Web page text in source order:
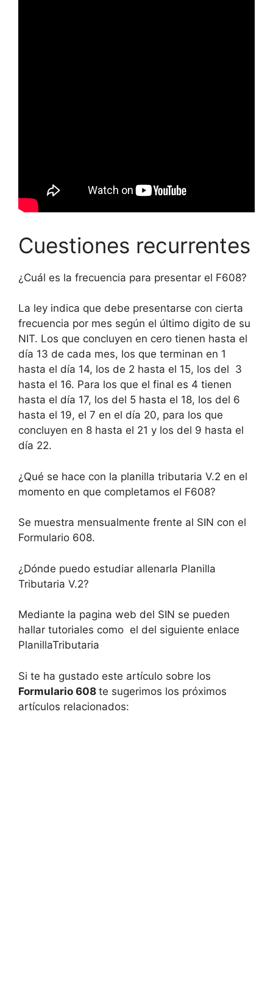
Cuestiones recurrentes
¿Cuál es la frecuencia para presentar el F608?
La ley indica que debe presentarse con cierta
frecuencia por mes según el último digito de su
NIT. Los que concluyen en cero tienen hasta el
día 13 de cada mes, los que terminan en 1
hasta el día 14, los de 2 hasta el 15, los del 3
hasta el 16. Para los que el final es 4 tienen
hasta el día 17, los del 5 hasta el 18, los del 6
hasta el 19, el 7 en el día 20, para los que
concluyen en 8 hasta el 21 y los del 9 hasta el
día 22.
¿Qué se hace con la planilla tributaria V.2 en el
momento en que completamos el F608?
Se muestra mensualmente frente al SIN con el
Formulario 608.
¿Dónde puedo estudiar allenarla Planilla
Tributaria V.2?
Mediante la pagina web del SIN se pueden
hallar tutoriales como el del siguiente enlace
PlanillaTributaria
Si te ha gustado este artículo sobre los
Formulario 608 te sugerimos los próximos
artículos relacionados: